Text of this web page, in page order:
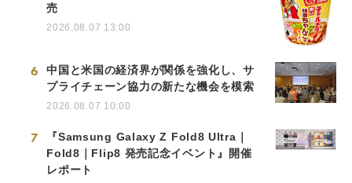
売
2026.08.07 13:00
6
中国と米国の経済界が関係を強化し、サ
プライチェーン協力の新たな機会を模索
2026.08.07 10:00
7
『Samsung Galaxy Z Fold8 Ultra｜
Fold8｜Flip8 発売記念イベント』開催
レポート